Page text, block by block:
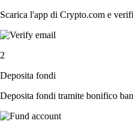
Scarica l'app di Crypto.com e
2
Deposita fondi
Deposita fondi tramite bonifico